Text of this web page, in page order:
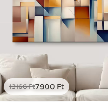
13166Ft7900 Ft